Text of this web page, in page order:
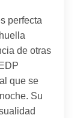
perfecta
de otras
que se
Su